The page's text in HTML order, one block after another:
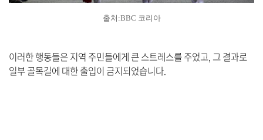
출처:BBC 코리아
이러한 행동들은 지역 주민들에게 큰 스트레스를 주었고, 그 결과로
일부 골목길에 대한 출입이 금지되었습니다.